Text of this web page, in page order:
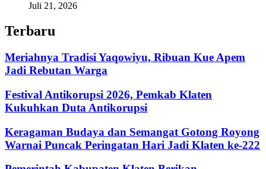
Juli 21, 2026
Terbaru
Meriahnya Tradisi Yaqowiyu, Ribuan Kue Apem
Jadi Rebutan Warga
Festival Antikorupsi 2026, Pemkab Klaten
Kukuhkan Duta Antikorupsi
Keragaman Budaya dan Semangat Gotong Royong
Warnai Puncak Peringatan Hari Jadi Klaten ke-222